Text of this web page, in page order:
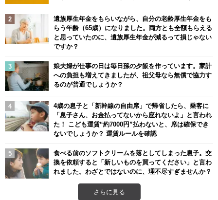
遺族厚生年金をもらいながら、自分の老齢厚生年金をも
らう年齢（65歳）になりました。両方とも全額もらえる
と思っていたのに、遺族厚生年金が減るって損じゃない
ですか？
娘夫婦が仕事の日は毎日孫の夕飯を作っています。家計
への負担も増えてきましたが、祖父母なら無償で協力す
るのが普通でしょうか？
4歳の息子と「新幹線の自由席」で帰省したら、乗客に
「息子さん、お金払ってないから座れないよ」と言われ
た！ こども運賃“約7000円”払わないと、席は確保でき
ないでしょうか？ 運賃ルールを確認
食べる前のソフトクリームを落としてしまった息子。交
換を依頼すると「新しいものを買ってください」と言わ
れました。わざとではないのに、理不尽すぎませんか？
さらに見る